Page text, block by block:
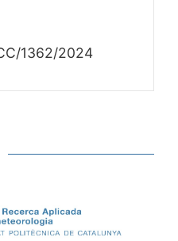
1362/2024